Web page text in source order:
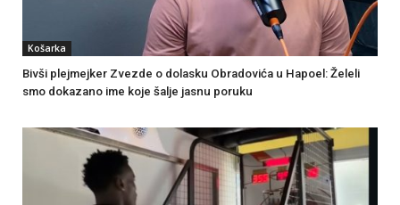
Košarka
Bivši plejmejker Zvezde o dolasku Obradovića u Hapoel: Želeli
smo dokazano ime koje šalje jasnu poruku